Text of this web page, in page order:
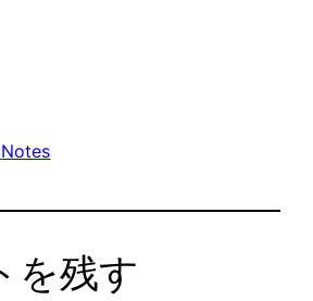
Notes
を残す